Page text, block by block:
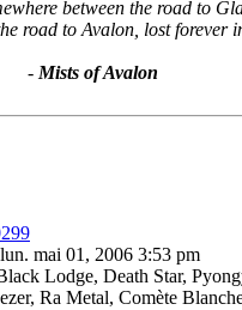
between the road to
road to Avalon, lost forever
- Mists of Avalon
lun. mai 01, 2006 3:53 pm
Lodge, Death Star,
Ra Metal, Comète